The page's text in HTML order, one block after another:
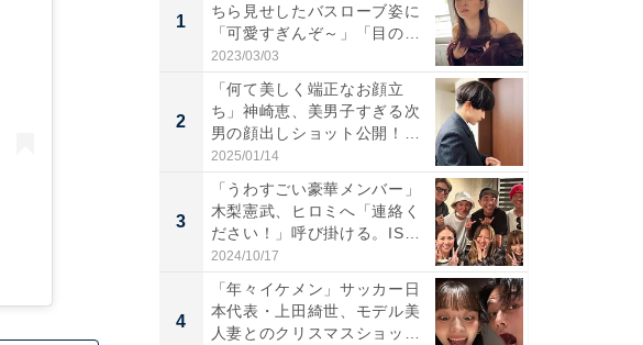
1
ちら見せしたバスローブ姿に
「可愛すぎんぞ～」「目の表
情...
2023/03/03
2
「何て美しく端正なお顔立
ち」神崎恵、美男子すぎる次
男の顔出しショット公開！
「め...
2025/01/14
3
「うわすごい豪華メンバー」
木梨憲武、ヒロミへ「連絡く
ださい！」呼び掛ける。IS
S...
2024/10/17
4
「年々イケメン」サッカー日
本代表・上田綺世、モデル美
人妻とのクリスマスショット